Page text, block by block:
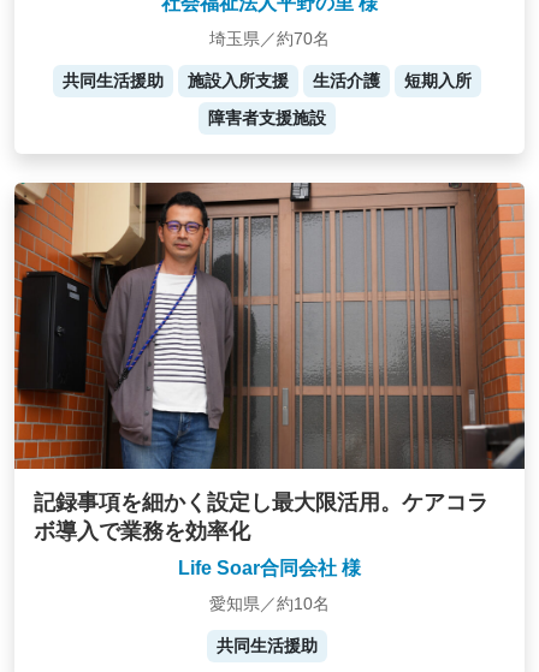
埼玉県／約70名
共同生活援助 施設入所支援 生活介護
短期入所
障害者支援施設
記録事項を細かく設定し最大限活用。ケアコラ
ボ導入で業務を効率化
Life Soar合同会社 様
愛知県／約10名
共同生活援助